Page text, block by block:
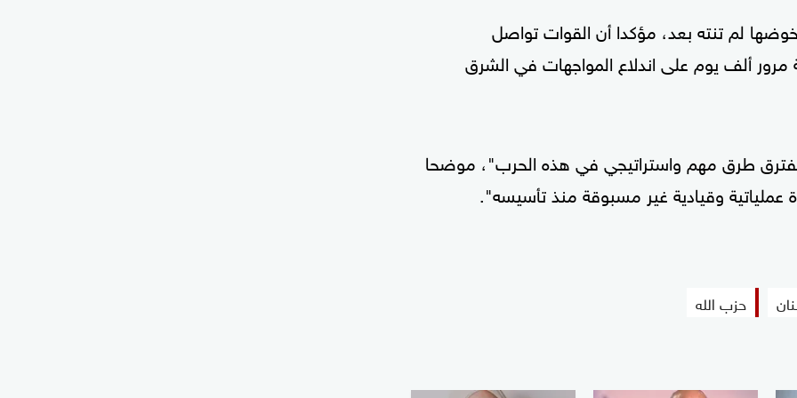
لم تنته بعد، مؤكدا أن القوات تواصل
مرور ألف يوم على اندلاع المواجهات في الشرق
طرق مهم واستراتيجي في هذه الحرب"، موضحا
عملياتية وقيادية غير مسبوقة منذ تأسيسه".
حزب الله